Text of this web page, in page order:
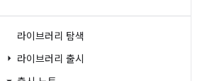
라이브러리 탐색
라이브러리 출시